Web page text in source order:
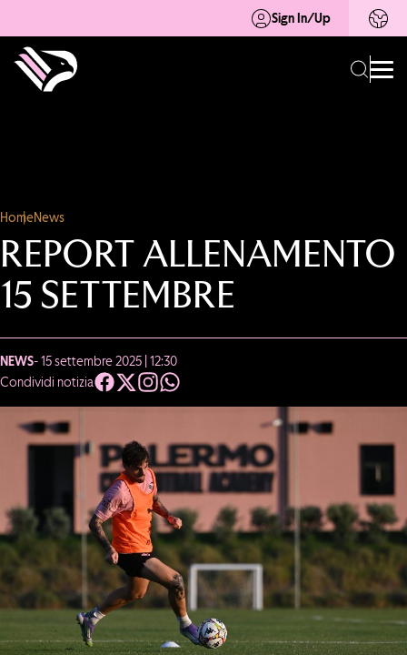
Sign In/Up
HomeNews
REPORT ALLENAMENTO
15 SETTEMBRE
NEWS- 15 settembre 2025 | 12:30
Condividi notizia